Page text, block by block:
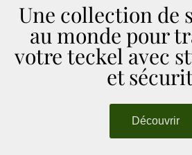
Une collection de
au monde pour
votre teckel avec
et
Découvrir